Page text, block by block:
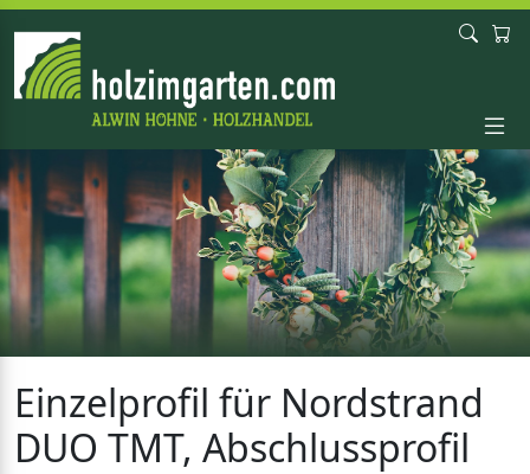
Einzelprofil für Nordstrand
DUO TMT, Abschlussprofil